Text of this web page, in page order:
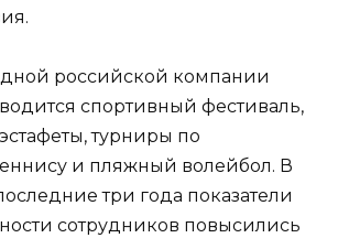
российской компании
спортивный фестиваль,
турниры по
и пляжный волейбол. В
три года показатели
сотрудников повысились